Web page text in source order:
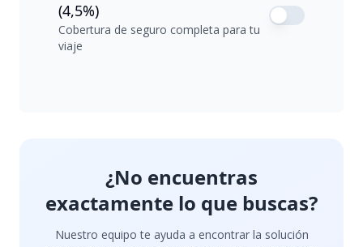
(4,5%)
Cobertura de seguro completa para tu
viaje
¿No encuentras
exactamente lo que buscas?
Nuestro equipo te ayuda a encontrar la solución